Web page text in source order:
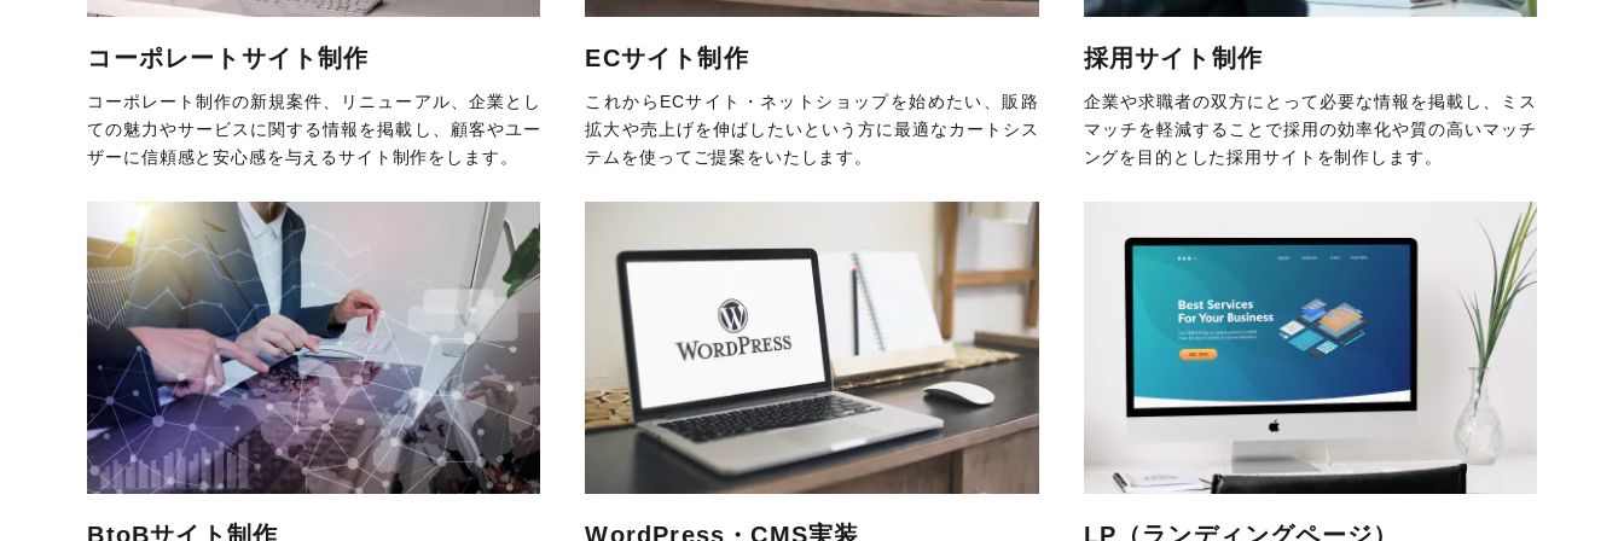
コーポレートサイト制作
コーポレート制作の新規案件、リニューアル、企業とし
ての魅力やサービスに関する情報を掲載し、顧客やユー
ザーに信頼感と安心感を与えるサイト制作をします。
ECサイト制作
これからECサイト・ネットショップを始めたい、販路
拡大や売上げを伸ばしたいという方に最適なカートシス
テムを使ってご提案をいたします。
採用サイト制作
企業や求職者の双方にとって必要な情報を掲載し、ミス
マッチを軽減することで採用の効率化や質の高いマッチ
ングを目的とした採用サイトを制作します。
BtoBサイト制作 WordPress・CMS実装 LP（ランディングページ）